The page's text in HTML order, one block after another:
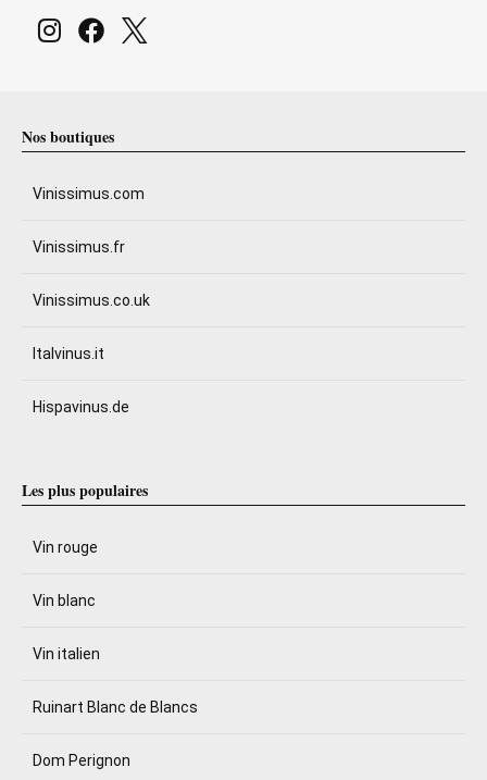
Nos boutiques
Vinissimus.com
Vinissimus.fr
Vinissimus.co.uk
Italvinus.it
Hispavinus.de
Les plus populaires
Vin rouge
Vin blanc
Vin italien
Ruinart Blanc de Blancs
Dom Perignon